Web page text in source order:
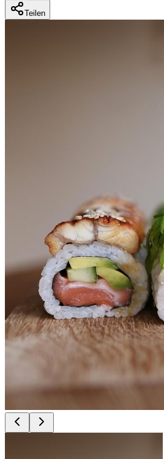
Teilen